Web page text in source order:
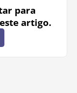
para
artigo.